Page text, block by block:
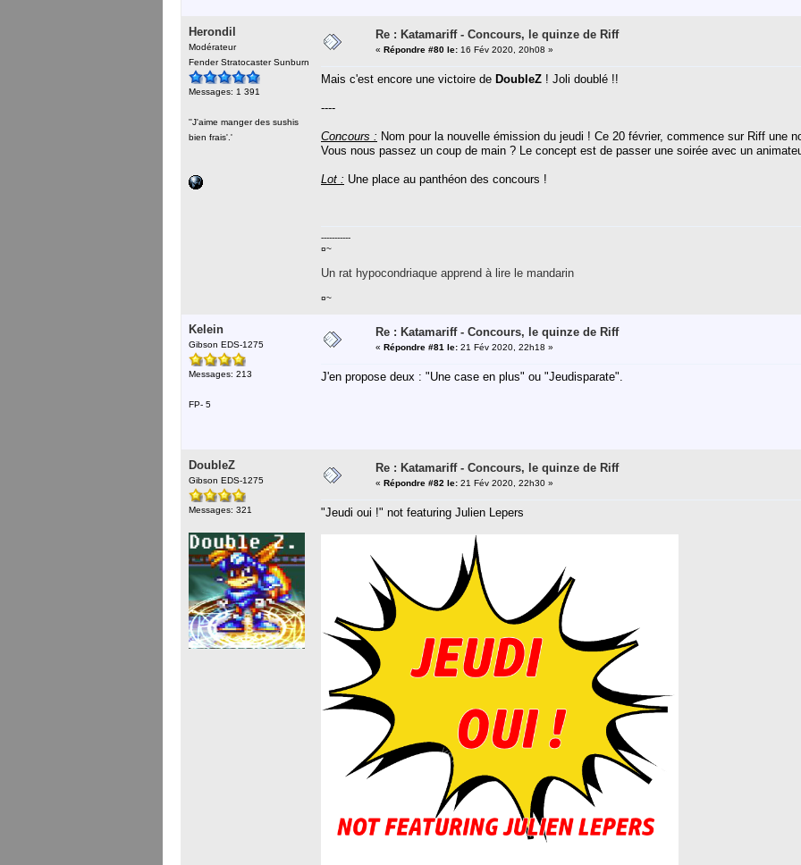
Herondil
Modérateur
Fender Stratocaster Sunburn
Messages: 1 391
''J'aime manger des sushis
bien frais'.'
Re : Katamariff - Concours, le quinze de Riff
« Répondre #80 le: 16 Fév 2020, 20h08 »
Mais c'est encore une victoire de DoubleZ ! Joli doublé !!
----
Concours : Nom pour la nouvelle émission du jeudi ! Ce 20 février, commence sur Riff une
Vous nous passez un coup de main ? Le concept est de passer une soirée avec un
Lot : Une place au panthéon des concours !
-----------
¤~
Un rat hypocondriaque apprend à lire le mandarin
¤~
Kelein
Gibson EDS-1275
Messages: 213
FP- 5
Re : Katamariff - Concours, le quinze de Riff
« Répondre #81 le: 21 Fév 2020, 22h18 »
J'en propose deux : "Une case en plus" ou "Jeudisparate".
DoubleZ
Gibson EDS-1275
Messages: 321
Re : Katamariff - Concours, le quinze de Riff
« Répondre #82 le: 21 Fév 2020, 22h30 »
"Jeudi oui !" not featuring Julien Lepers